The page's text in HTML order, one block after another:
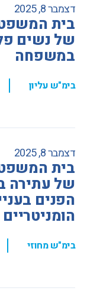
דצמבר 8, 2025
בית
של נשים
במשפחה
בימ"ש עליון ,
דצמבר 8, 2025
בית
של עתירה
הפנים
הומניטריים
בימ"ש מחוזי ,